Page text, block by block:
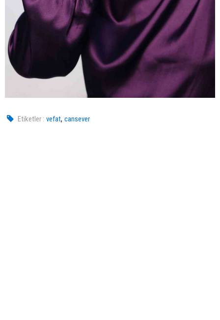
Etiketler : vefat,cansever